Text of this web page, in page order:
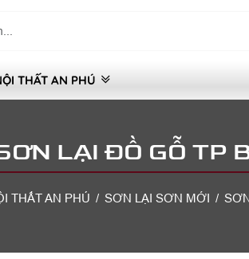
THẤT AN PHÚ
LẠI ĐỒ GỖ TP
THẤT AN PHÚ SƠN LẠI SƠN MỚI